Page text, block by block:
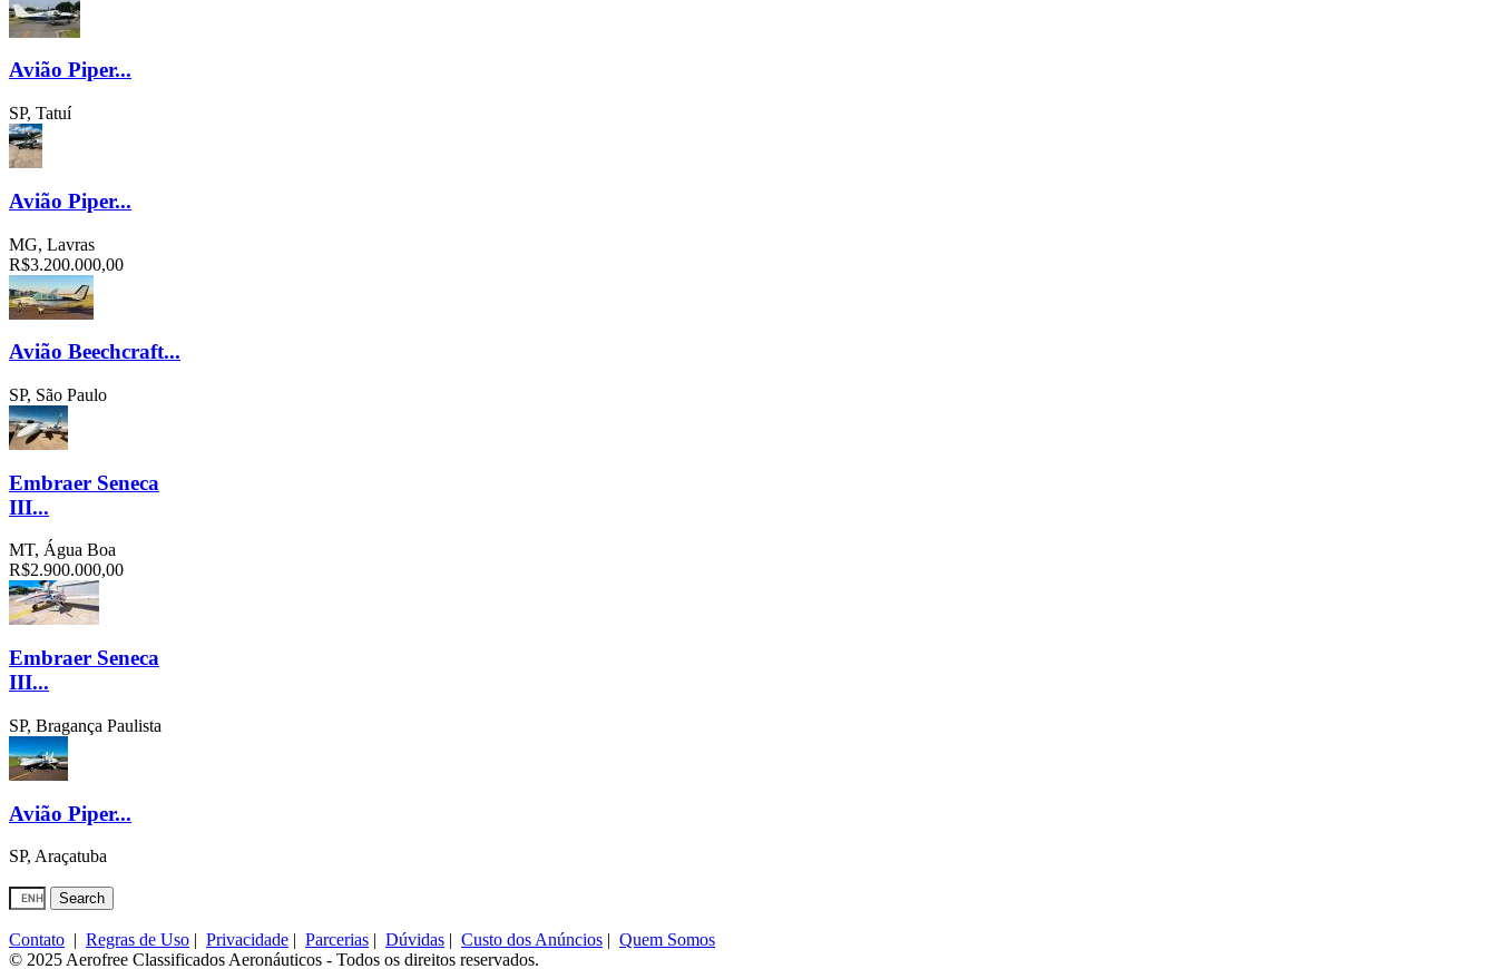
Avião Piper...
SP, Tatuí
Avião Piper...
MG, Lavras
R$3.200.000,00
Avião Beechcraft...
SP, São Paulo
Embraer Seneca
III...
MT, Água Boa
R$2.900.000,00
Embraer Seneca
III...
SP, Bragança Paulista
Avião Piper...
SP, Araçatuba
Contato | Regras de Uso | Privacidade | Parcerias | Dúvidas | Custo dos Anúncios | Quem Somos
© 2025 Aerofree Classificados Aeronáuticos - Todos os direitos reservados.